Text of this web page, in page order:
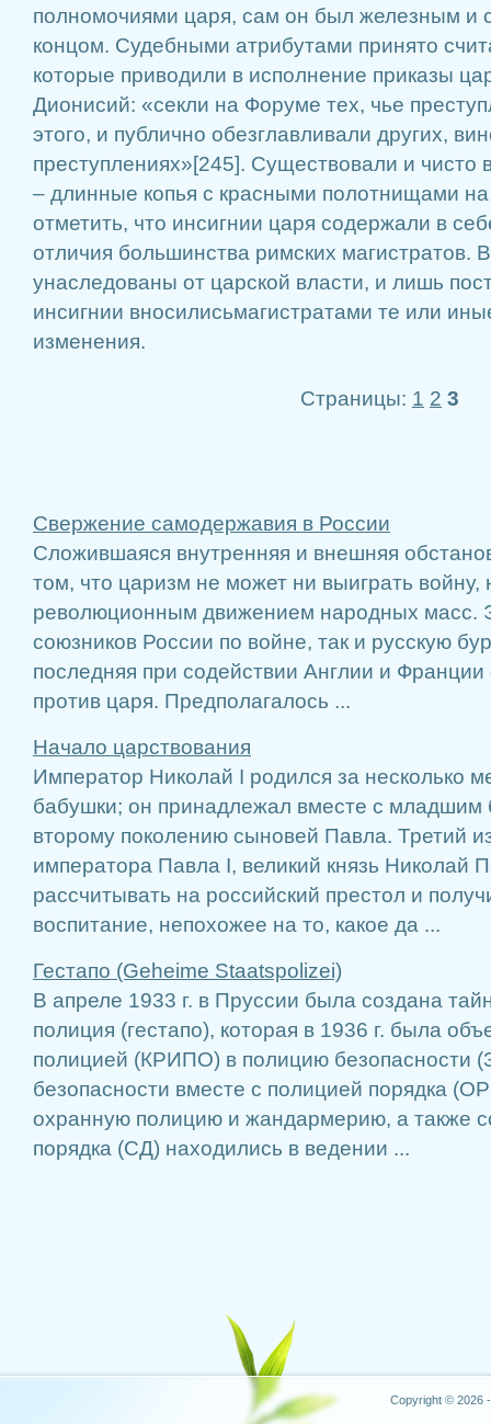
полномочиями царя, сам он был железным и
концом. Судебными атрибутами принято
которые приводили в исполнение приказы
Дионисий: «секли на Форуме тех, чье
этого, и публично обезглавливали других,
преступлениях»[245]. Существовали и чисто
– длинные копья с красными полотнищами
отметить, что инсигнии царя содержали в
отличия большинства римских магистратов.
унаследованы от царской власти, и лишь
инсигнии вносилисьмагистратами те или
изменения.
Страницы: 1 2 3
Свержение самодержавия в России
Сложившаяся внутренняя и внешняя
том, что царизм не может ни выиграть войну,
революционным движением народных масс.
союзников России по войне, так и русскую
последняя при содействии Англии и Франции
против царя. Предполагалось ...
Начало царствования
Император Николай I родился за несколько
бабушки; он принадлежал вместе с
второму поколению сыновей Павла. Третий
императора Павла I, великий князь Николай
рассчитывать на российский престол и
воспитание, непохожее на то, какое да ...
Гестапо (Geheime Staatspolizei)
В апреле 1933 г. в Пруссии была создана
полиция (гестапо), которая в 1936 г. была
полицией (КРИПО) в полицию безопасности
безопасности вместе с полицией порядка
охранную полицию и жандармерию, а также
порядка (СД) находились в ведении ...
Copyright © 2026